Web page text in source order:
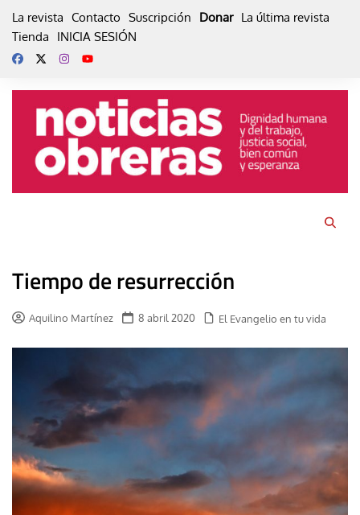
La revista Contacto Suscripción Donar La última revista
Tienda
INICIA SESIÓN
Tiempo de resurrección
Aquilino Martínez 8 abril 2020 El Evangelio en tu vida